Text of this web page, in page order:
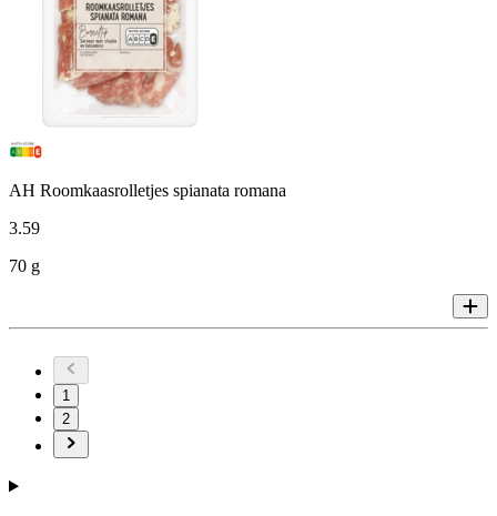
AH Roomkaasrolletjes spianata romana
3.59
70 g
1
2